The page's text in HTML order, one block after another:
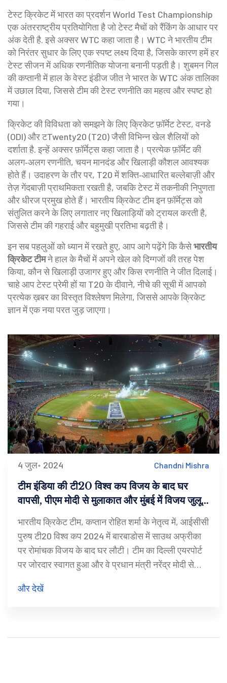
टेस्ट क्रिकेट में भारत का प्रदर्शनWorld Test Championship
एक अंतरराष्ट्रीय प्रतियोगिता है जो टेस्ट मैचों को रैंकिंग के आधार पर
अंक देती है. इसे अक्सरWTCकहा जाता है। WTC ने भारतीय टीम
को निरंतर सुधार के लिए एक स्पष्ट लक्ष्य दिया है, जिसके कारण हमें हर
टेस्ट सीजन में अधिक रणनीतिक योजना बनानी पड़ती है। शुबमन गिल
की कप्तानी में हाल के वेस्ट इंडीज जीत ने भारत के WTC अंक तालिका
में उछाल दिया, जिससे टीम की टेस्ट रणनीति का महत्व और स्पष्ट हो
गया।
क्रिकेट की विविधता को समझने के लिएक्रिकेट फ़ॉर्मेटटेस्ट, वनडे
(ODI) और टTwenty20 (T20) जैसी विभिन्न खेल शैलियों को
दर्शाता है. इन्हें अक्सरफ़ॉर्मेट्सकहा जाता है। प्रत्येक फ़ॉर्मेट की
अलग‑अलग रणनीति, चयन मानदंड और खिलाड़ी कौशल आवश्यक
होते हैं। उदाहरण के तौर पर, T20 में शक्ति‑आधारित बल्लेबाज़ी और
तेज़ गेंदबाज़ी प्राथमिकता रखती है, जबकि टेस्ट में तकनीकी निपुणता
और धीरज प्रमुख होते हैं। भारतीय क्रिकेट टीम इन फ़ॉर्मेट्स को
संतुलित करने के लिए लगातार नए खिलाड़ियों को ट्रायल करती है,
जिससे टीम की गहराई और बहुमुखी प्रतिभा बढ़ती है।
इन सब पहलुओं को ध्यान में रखते हुए, आप आगे पढ़ेंगे कि कैसेभारतीय
क्रिकेट टीमने हाल के मैचों में अपने खेल को दिग्गजों की तरह पेश
किया, कौन से खिलाड़ी उजागर हुए और किस रणनीति ने जीत दिलाई।
चाहे आप टेस्ट प्रेमी हों या T20 के दीवाने, नीचे की सूची में आपको
प्रत्येक ख़बर का विस्तृत विश्लेषण मिलेगा, जिससे आपके क्रिकेट
ज्ञान में एक नया परत जुड़ जाएगा।
4 जुल॰ 2024 Chandni Mishra
टीम इंडिया की टी20 विश्व कप विजय के बाद घर
वापसी, पीएम मोदी से मुलाकात और मुंबई में विजय जुलूस
की तैयारी
भारतीय क्रिकेट टीम, कप्तान रोहित शर्मा के नेतृत्व में, आईसीसी
पुरुष टी20 विश्व कप 2024 में बारबाडोस में साउथ अफ्रीका
पर रोमांचक विजय के बाद घर लौटी। टीम का दिल्ली एयरपोर्ट
पर जोरदार स्वागत हुआ और वे प्रधान मंत्री नरेंद्र मोदी से
और देखें